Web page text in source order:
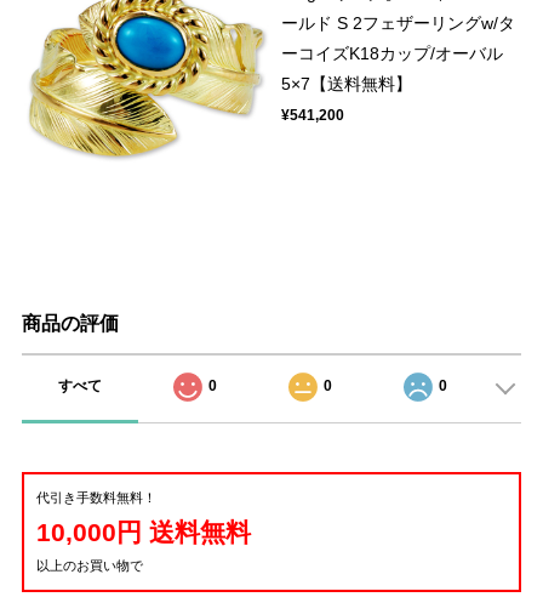
ールド S 2フェザーリングw/タ
ーコイズK18カップ/オーバル
5×7【送料無料】
¥541,200
商品の評価
すべて 0 0 0
代引き手数料無料！
10,000円 送料無料
以上のお買い物で